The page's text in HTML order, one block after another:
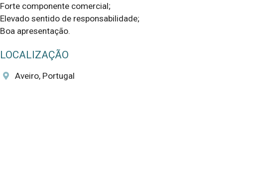
Forte componente comercial;
Elevado sentido de responsabilidade;
Boa apresentação.
LOCALIZAÇÃO
Aveiro, Portugal